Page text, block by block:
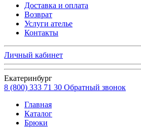
Доставка и оплата
Возврат
Услуги ателье
Контакты
Личный кабинет
Екатеринбург
8 (800) 333 71 30 Обратный звонок
Главная
Каталог
Брюки